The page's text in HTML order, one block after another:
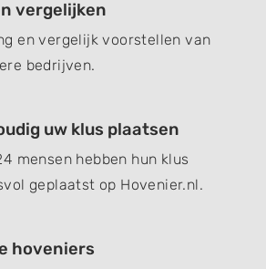
vergelijken
en vergelijk voorstellen van
bedrijven.
uw klus plaatsen
mensen hebben hun klus
geplaatst op Hovenier.nl.
hoveniers